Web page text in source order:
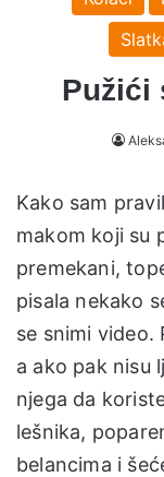
Pužići
Kako sam
makom koji su
premekani,
pisala nekako
se snimi video.
a ako pak nisu
njega da
lešnika,
belancima i